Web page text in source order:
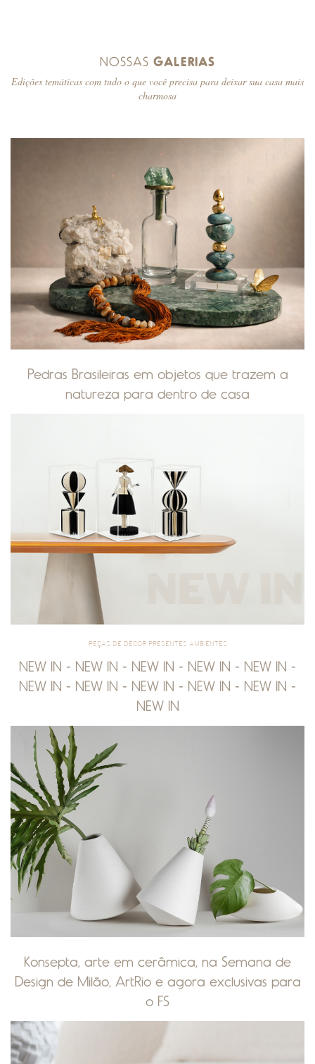
NOSSAS GALERIAS
Edições temáticas com tudo o que você precisa para deixar sua casa mais
charmosa
Pedras Brasileiras em objetos que trazem a
natureza para dentro de casa
PEÇAS DE DÉCOR PRESENTES AMBIENTES
NEW IN - NEW IN - NEW IN - NEW IN - NEW IN -
NEW IN - NEW IN - NEW IN - NEW IN - NEW IN -
NEW IN
Konsepta, arte em cerâmica, na Semana de
Design de Milão, ArtRio e agora exclusivas para
o FS